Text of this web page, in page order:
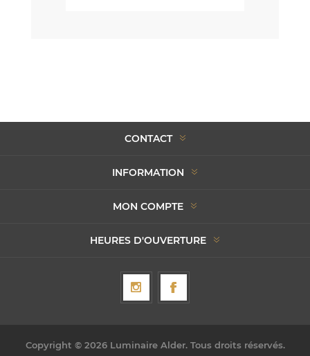
CONTACT
INFORMATION
MON COMPTE
HEURES D'OUVERTURE
Copyright © 2026 Luminaire Alder. Tous droits réservés.